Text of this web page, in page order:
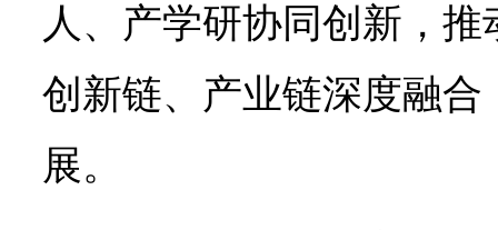
人、产学研协同创新，
创新链、产业链深度融
展。